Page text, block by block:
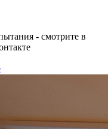
- смотрите в